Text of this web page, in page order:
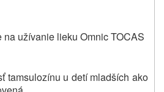
užívanie lieku Omnic TOCAS
tamsulozínu u detí mladších ako